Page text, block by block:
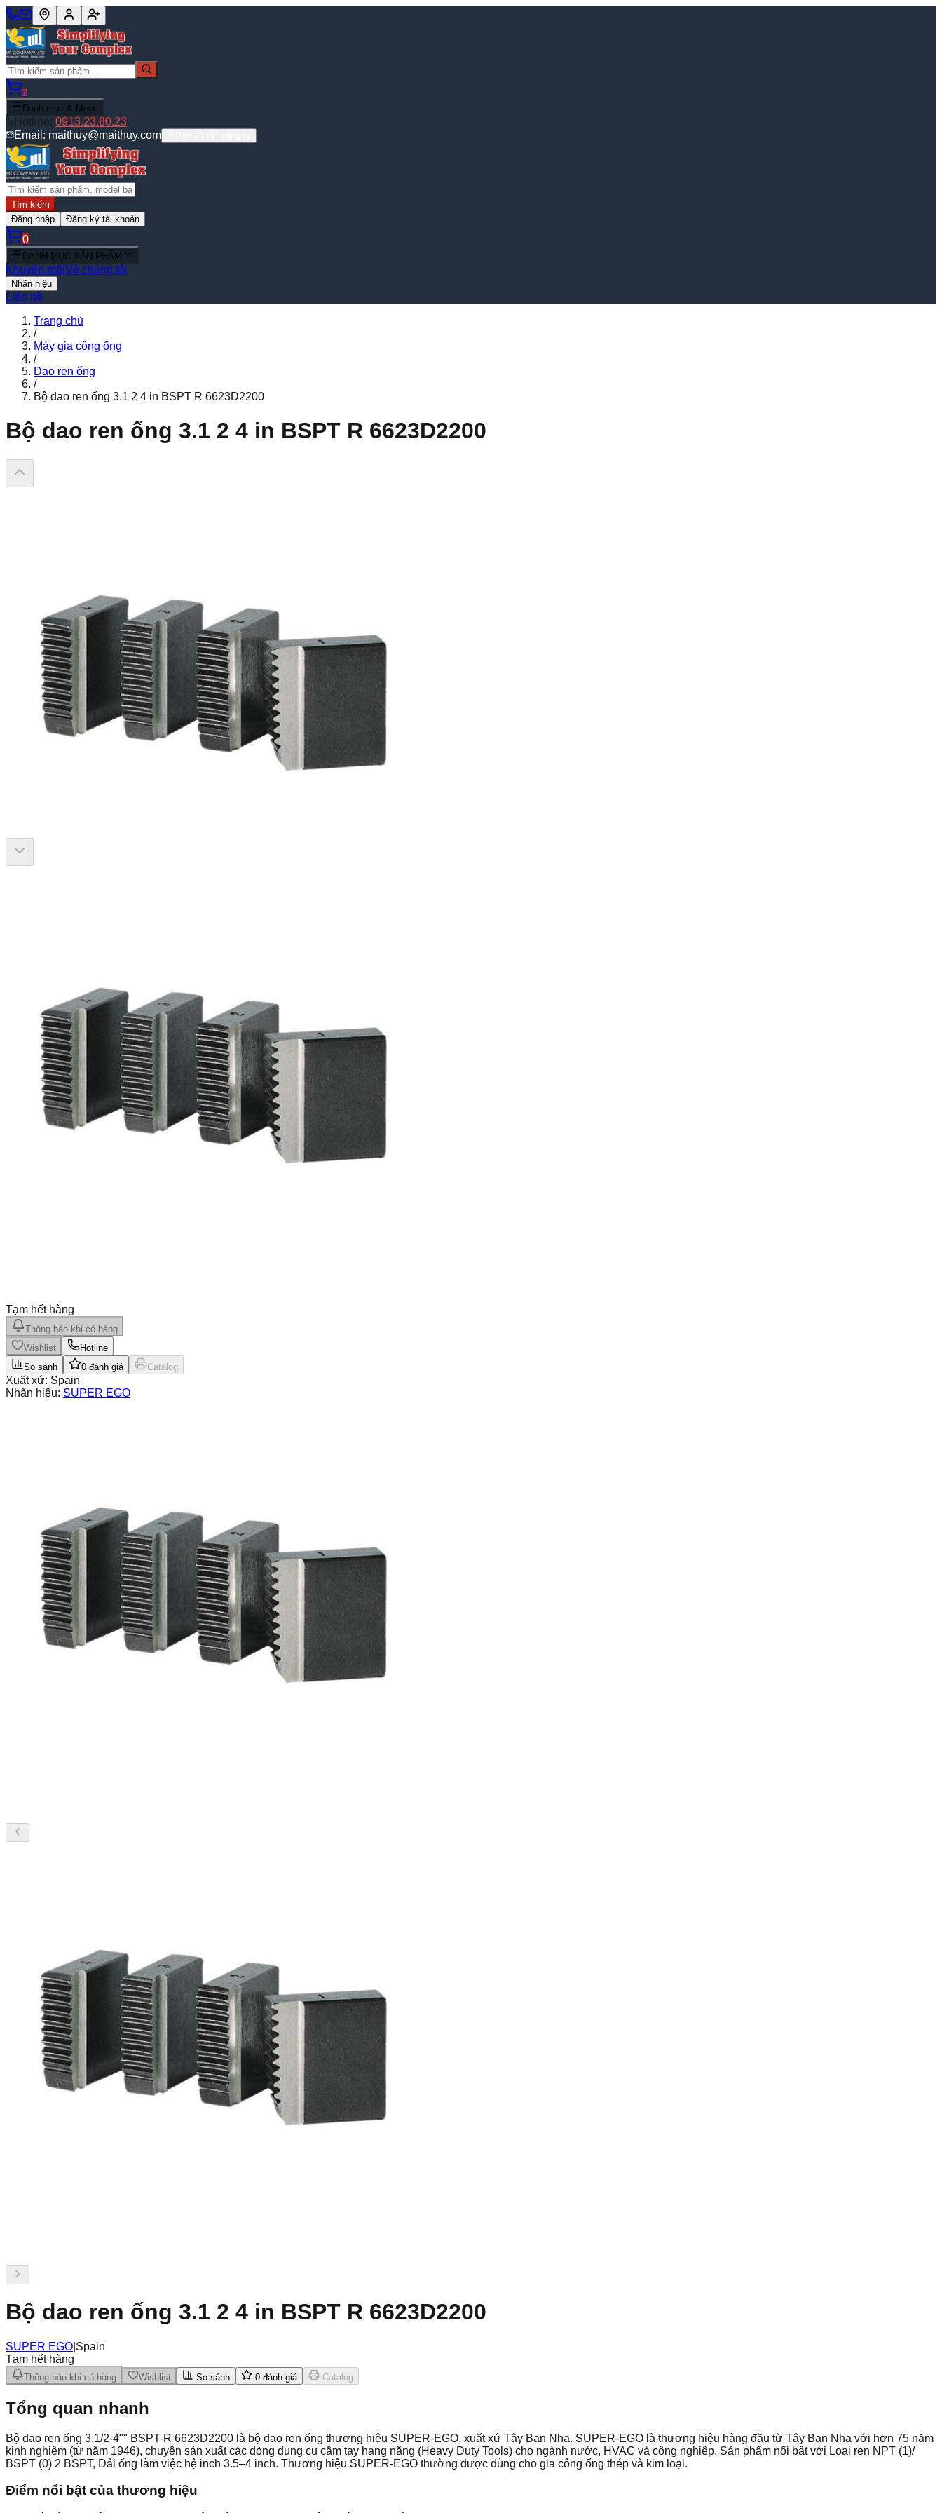
0
Danh mục & Menu
Hotline: 0913.23.80.23
Email: maithuy@maithuy.com
Tìm kiếm
Đăng nhập
Đăng ký tài khoản
0
DANH MỤC SẢN PHẨM
Khuyến mãiVề chúng tôi
Nhãn hiệu
Liên hệ
Trang chủ
/
Máy gia công ống
/
Dao ren ống
/
Bộ dao ren ống 3.1 2 4 in BSPT R 6623D2200
Bộ dao ren ống 3.1 2 4 in BSPT R 6623D2200
Tạm hết hàng
Thông báo khi có hàng
Wishlist
Hotline
So sánh
0 đánh giá Catalog
Xuất xứ: Spain
Nhãn hiệu: SUPER EGO
Bộ dao ren ống 3.1 2 4 in BSPT R 6623D2200
SUPER EGO Spain
Tạm hết hàng
Thông báo khi có hàng Wishlist So sánh 0 đánh giá Catalog
Tổng quan nhanh
Bộ dao ren ống 3.1/2-4"" BSPT-R 6623D2200 là bộ dao ren ống thương hiệu SUPER-EGO, xuất xứ Tây Ban Nha. SUPER-EGO là thương hiệu hàng đầu từ Tây Ban Nha với hơn 75 năm
kinh nghiệm (từ năm 1946), chuyên sản xuất các dòng dụng cụ cầm tay hạng nặng (Heavy Duty Tools) cho ngành nước, HVAC và công nghiệp. Sản phẩm nổi bật với Loại ren NPT (1)/
BSPT (0) 2 BSPT, Dải ống làm việc hệ inch 3.5–4 inch. Thương hiệu SUPER-EGO thường được dùng cho gia công ống thép và kim loại.
Điểm nổi bật của thương hiệu